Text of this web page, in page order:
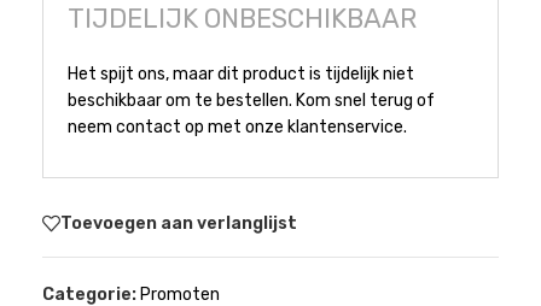
TIJDELIJK ONBESCHIKBAAR
Het spijt ons, maar dit product is tijdelijk niet
beschikbaar om te bestellen. Kom snel terug of
neem contact op met onze klantenservice.
Toevoegen aan verlanglijst
Categorie: Promoten